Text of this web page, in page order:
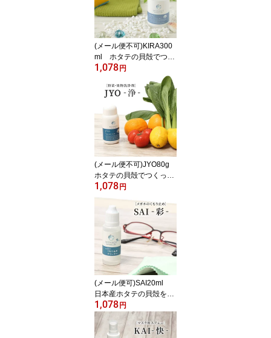
(メール便不可)KIRA300
ml ホタテの貝殻でつく
った掃除用スプレー メ
ナージュナチュラルライ
フ MENAGE NATURAL
LIFE KIRA-輝-
1,078円
(メール便不可)JYO80g
ホタテの貝殻でつくった
野菜・果物洗浄剤 メナ
ージュナチュラルライ
フ MENAGE NATURAL
1,078円
(メール便可)SAI20ml
日本産ホタテの貝殻を使
用したメガネのくもり止
め MENAGE PLUS SAI
-彩- メナージュプラ
1,078円